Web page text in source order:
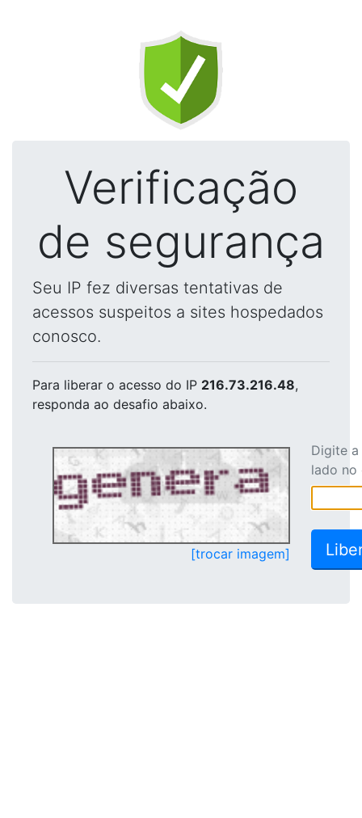
Verificação
de segurança
Seu IP fez diversas tentativas de
acessos suspeitos a sites hospedados
conosco.
Para liberar o acesso do IP 216.73.216.48,
responda ao desafio abaixo.
[trocar imagem]
Digite
lado no